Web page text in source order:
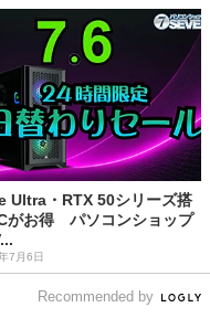
Ultra・RTX 50シリーズ搭
がお得 パソコンショップ
7月6日
Recommended by